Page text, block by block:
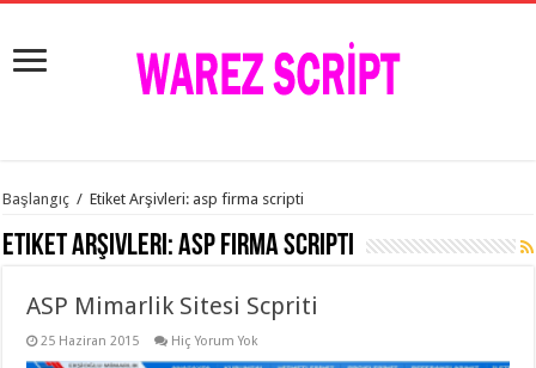
istanbul
evden
eve
organizasyon
evden
Başlangıç / Etiket Arşivleri: asp firma scripti
Etiket Arşivleri:asp firma scripti
ASP Mimarlik Sitesi Scpriti
25 Haziran 2015 Hiç Yorum Yok